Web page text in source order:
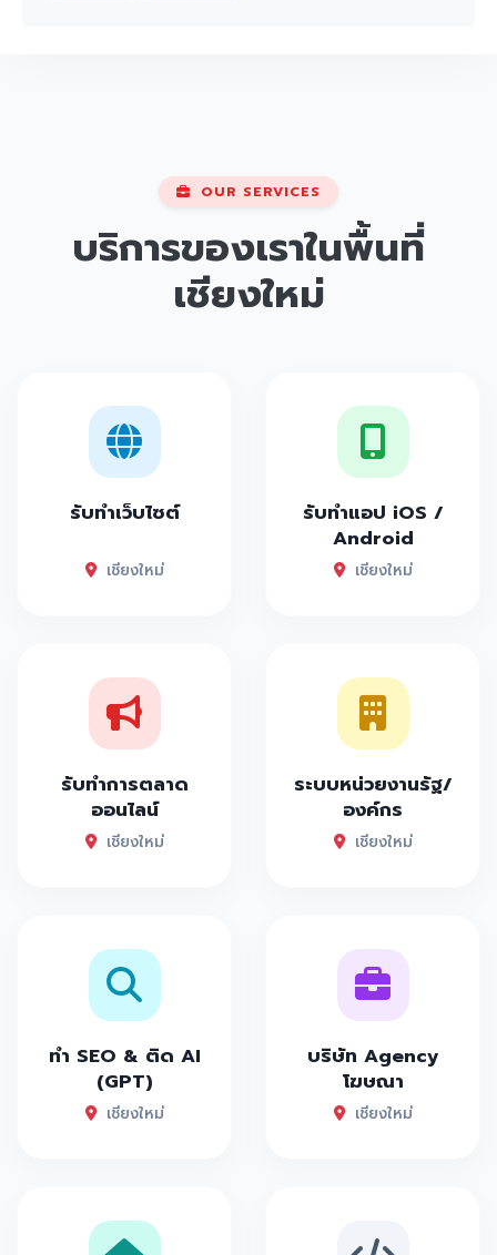
OUR SERVICES
บริการของเราในพื้นที่
เชียงใหม่
รับทำเว็บไซต์
เชียงใหม่
รับทำแอป iOS /
Android
เชียงใหม่
รับทำการตลาด
ออนไลน์
เชียงใหม่
ระบบหน่วยงานรัฐ/
องค์กร
เชียงใหม่
ทำ SEO & ติด AI
(GPT)
เชียงใหม่
บริษัท Agency
โฆษณา
เชียงใหม่